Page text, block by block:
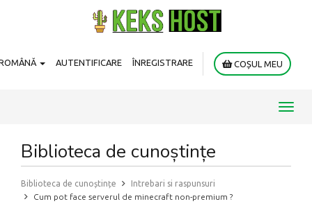
AUTENTIFICARE ÎNREGISTRARE COȘUL MEU
Biblioteca de cunoștințe
Biblioteca de cunoștințe
Intrebari si raspunsuri
Cum pot face serverul de minecraft non-premium ?